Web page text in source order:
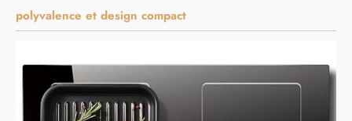
polyvalence et design compact